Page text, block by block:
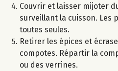
Couvrir et laisser mijoter
surveillant la cuisson. Les
toutes seules.
Retirer les épices et
compotes. Répartir la
ou des verrines.